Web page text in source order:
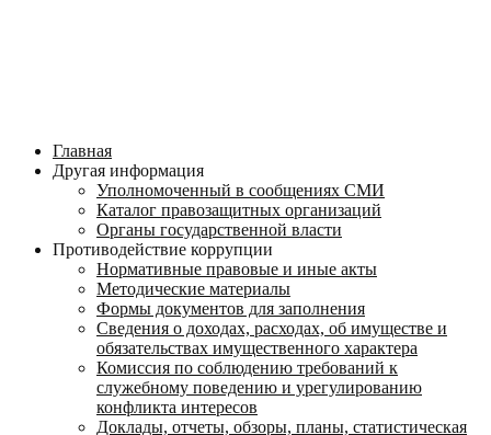
Главная
Другая информация
Уполномоченный в сообщениях СМИ
Каталог правозащитных организаций
Органы государственной власти
Противодействие коррупции
Нормативные правовые и иные акты
Методические материалы
Формы документов для заполнения
Сведения о доходах, расходах, об имуществе и
обязательствах имущественного характера
Комиссия по соблюдению требований к
служебному поведению и урегулированию
конфликта интересов
Доклады, отчеты, обзоры, планы, статистическая